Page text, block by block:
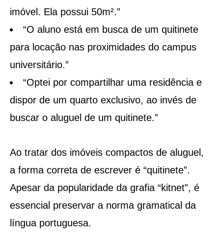
imóvel. Ela possui 50m².”
“O aluno está em busca de um quitinete
para locação nas proximidades do campus
universitário.”
“Optei por compartilhar uma residência e
dispor de um quarto exclusivo, ao invés de
buscar o aluguel de um quitinete.”
Ao tratar dos imóveis compactos de aluguel,
a forma correta de escrever é “quitinete”.
Apesar da popularidade da grafia “kitnet”, é
essencial preservar a norma gramatical da
língua portuguesa.